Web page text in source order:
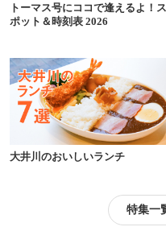
トーマス号にココで逢えるよ！ス
ポット＆時刻表 2026
大井川のおいしいランチ
特集一